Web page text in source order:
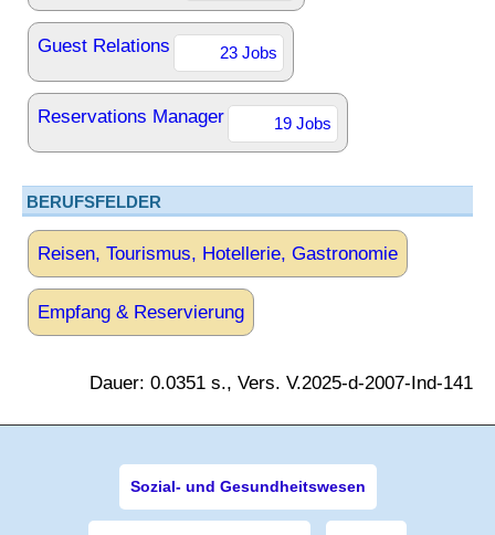
Guest Relations 23 Jobs
Reservations Manager 19 Jobs
BERUFSFELDER
Reisen, Tourismus, Hotellerie, Gastronomie
Empfang & Reservierung
Dauer: 0.0351 s., Vers. V.2025-d-2007-Ind-141
Sozial- und Gesundheitswesen